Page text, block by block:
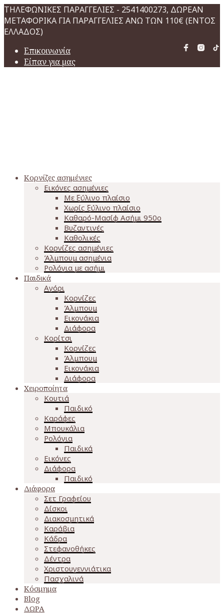
ΤΗΛΕΦΩΝΙΚΕΣ ΠΑΡΑΓΓΕΛΙΕΣ - 2541400273, ΔΩΡΕΑΝ
ΜΕΤΑΦΟΡΙΚΑ ΓΙΑ ΠΑΡΑΓΓΕΛΙΕΣ ΑΝΩ ΤΩΝ 110€ (ΕΝΤΟΣ
ΕΛΛΑΔΟΣ)
Επικοινωνία
Είπαν για μας
Κορνίζες ασημένιες
Εικόνες ασημένιες
Με ξύλινο πλαίσιο
Χωρίς ξύλινο πλαίσιο
Καθαρό-Μασίφ Ασήμι 950o
Βυζαντινές
Καθολικές
Κορνίζες ασημένιες
Άλμπουμ ασημένια
Ρολόγια με ασήμι
Παιδικά
Αγόρι
Κορνίζες
Άλμπουμ
Εικονάκια
Διάφορα
Κορίτσι
Κορνίζες
Άλμπουμ
Εικονάκια
Διάφορα
Χειροποίητα
Κουτιά
Παιδικό
Καράφες
Μπουκάλια
Ρολόγια
Παιδικά
Εικόνες
Διάφορα
Παιδικό
Διάφορα
Σετ Γραφείου
Δίσκοι
Διακοσμητικά
Καράβια
Κάδρα
Στεφανοθήκες
Δέντρα
Χριστουγεννιάτικα
Πασχαλινά
Κόσμημα
Blog
ΔΩΡΑ